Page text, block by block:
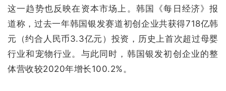
这一趋势也反映在资本市场上。韩国《每日经济》报
道称，过去一年韩国银发赛道初创企业共获得718亿韩
元（约合人民币3.3亿元）投资，历史上首次超过母婴
行业和宠物行业。与此同时，韩国银发初创企业的整
体营收较2020年增长100.2%。